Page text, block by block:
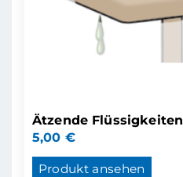
Ätzende Flüssigkeiten
5,00 €
Produkt ansehen